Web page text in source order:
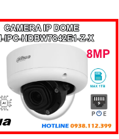
minh, camera có khả
diện và phân biệt chuyển
người và phương tiện, tăng
xác trong cảnh báo an ninh